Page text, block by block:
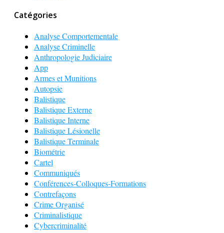
Catégories
Analyse Comportementale
Analyse Criminelle
Anthropologie Judiciaire
App
Armes et Munitions
Autopsie
Balistique
Balistique Externe
Balistique Interne
Balistique Lésionelle
Balistique Terminale
Biométrie
Cartel
Communiqués
Conférences-Colloques-Formations
Contrefaçons
Crime Organisé
Criminalistique
Cybercriminalité